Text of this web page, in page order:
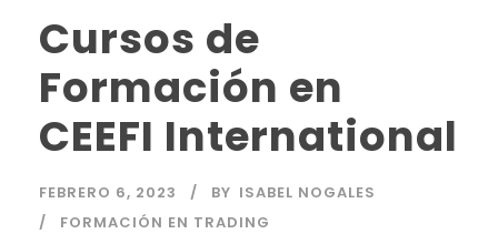
Cursos de
Formación en
CEEFI International
FEBRERO 6, 2023 BY ISABEL NOGALES
FORMACIÓN EN TRADING